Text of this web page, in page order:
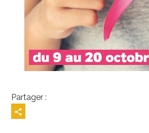
Partager :